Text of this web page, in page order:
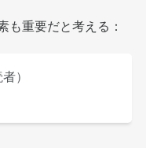
も重要だと考える：
）